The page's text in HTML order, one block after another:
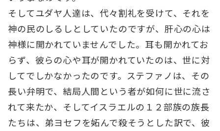
そしてユダヤ人達は、代々割礼を受けて、それを
神の民のしるしとしていたのですが、肝心の心は
神様に開かれていませんでした。耳も開かれてお
らず、彼らの心や耳が開かれていたのは、世に対
してでしかなかったのです。ステファノは、その
長い弁明で、結局人間という者が如何に世に流さ
れて来たか、そしてイスラエルの１２部族の族長
たちは、弟ヨセフを妬んで殺そうとした訳で、彼